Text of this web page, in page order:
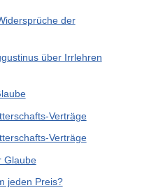
der
über Irrlehren
Verträge
Verträge
Glaube
jeden Preis?